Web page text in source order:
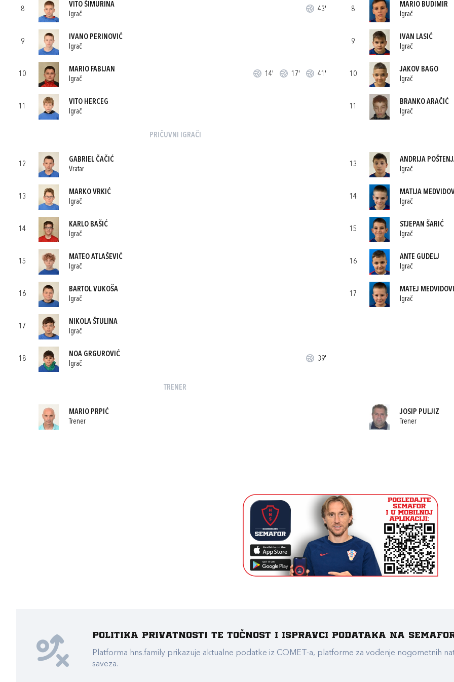
8
VITO ŠIMURINA
Igrač
43'
9
IVANO PERINOVIĆ
Igrač
10
MARIO FABIJAN
Igrač
14' 17' 41'
11
VITO HERCEG
Igrač
PRIČUVNI IGRAČI
12
GABRIEL ČAČIĆ
Vratar
13
MARKO VRKIĆ
Igrač
14
KARLO BAŠIĆ
Igrač
15
MATEO ATLAŠEVIĆ
Igrač
16
BARTOL VUKOŠA
Igrač
17
NIKOLA ŠTULINA
Igrač
18
NOA GRGUROVIĆ
Igrač
39'
TRENER
MARIO PRPIĆ
Trener
8
MARIO BUDIMIR
Igrač
9
IVAN LASIĆ
Igrač
10
JAKOV BAGO
Igrač
11
BRANKO ARAČIĆ
Igrač
13
ANDRIJA
Igrač
14
MATIJA
Igrač
15
STJEPAN ŠARIĆ
Igrač
16
ANTE GUDELJ
Igrač
17
MATEJ
Igrač
JOSIP PULJIZ
Trener
Politika privatnosti te točnost i ispravci podataka na
Platforma hns.family prikazuje aktualne podatke iz COMET-a, platforme za vođenje nogometnih
saveza.